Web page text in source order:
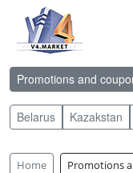
Promotions and
Belarus Kazakstan
Home Promotions